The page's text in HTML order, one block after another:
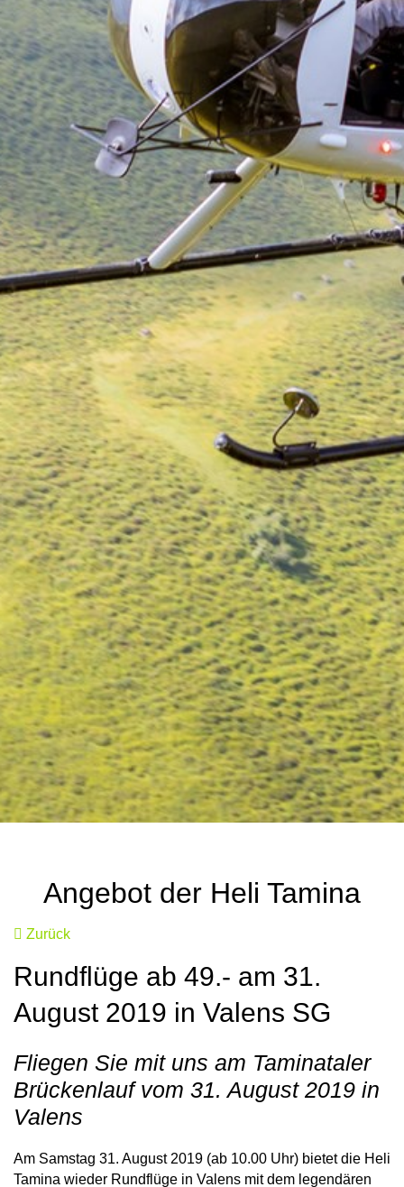
Angebot der Heli Tamina
Zurück
Rundflüge ab 49.- am 31.
August 2019 in Valens SG
Fliegen Sie mit uns am Taminataler
Brückenlauf vom 31. August 2019 in
Valens
Am Samstag 31. August 2019 (ab 10.00 Uhr) bietet die Heli
Tamina wieder Rundflüge in Valens mit dem legendären